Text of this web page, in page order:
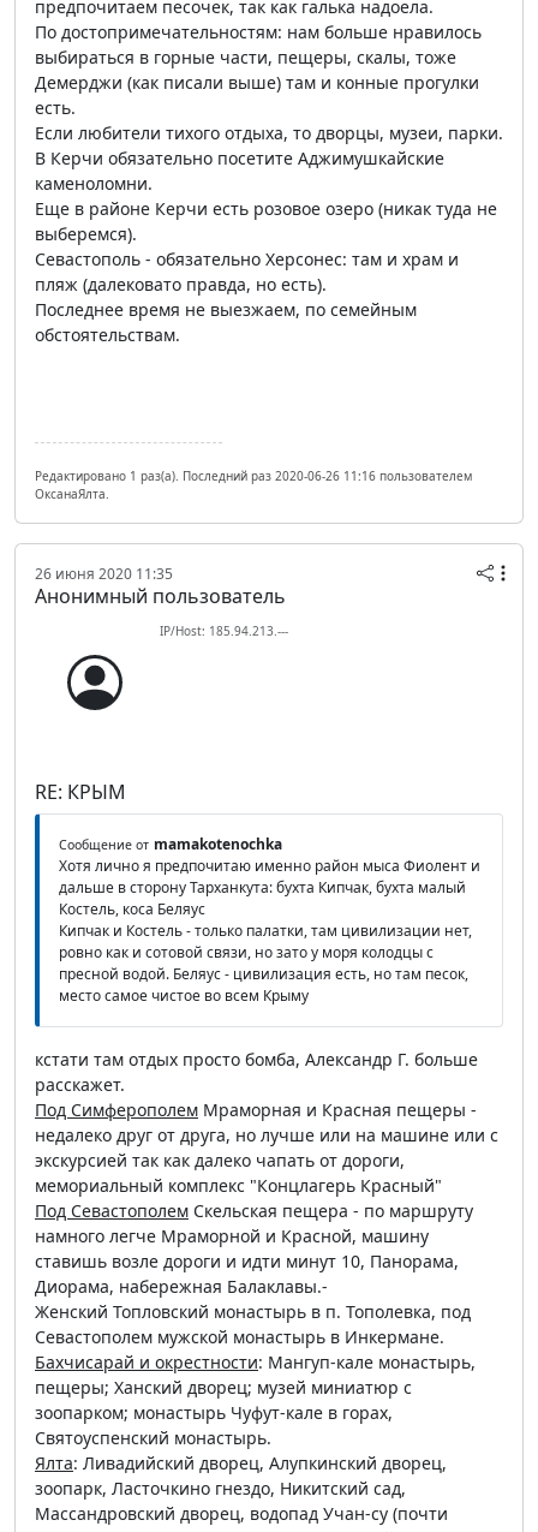
предпочитаем песочек, так как галька надоела.
По достопримечательностям: нам больше нравилось
выбираться в горные части, пещеры, скалы, тоже
Демерджи (как писали выше) там и конные прогулки
есть.
Если любители тихого отдыха, то дворцы, музеи, парки.
В Керчи обязательно посетите Аджимушкайские
каменоломни.
Еще в районе Керчи есть розовое озеро (никак туда не
выберемся).
Севастополь - обязательно Херсонес: там и храм и
пляж (далековато правда, но есть).
Последнее время не выезжаем, по семейным
обстоятельствам.
Редактировано 1 раз(а). Последний раз 2020-06-26 11:16 пользователем
ОксанаЯлта.
26 июня 2020 11:35
Анонимный пользователь
IP/Host: 185.94.213.---
RE: КРЫМ
Сообщение от mamakotenochka
Хотя лично я предпочитаю именно район мыса Фиолент и
дальше в сторону Тарханкута: бухта Кипчак, бухта малый
Костель, коса Беляус
Кипчак и Костель - только палатки, там цивилизации нет,
ровно как и сотовой связи, но зато у моря колодцы с
пресной водой. Беляус - цивилизация есть, но там песок,
место самое чистое во всем Крыму
кстати там отдых просто бомба, Александр Г. больше
расскажет.
Под Симферополем Мраморная и Красная пещеры -
недалеко друг от друга, но лучше или на машине или с
экскурсией так как далеко чапать от дороги,
мемориальный комплекс "Концлагерь Красный"
Под Севастополем Скельская пещера - по маршруту
намного легче Мраморной и Красной, машину
ставишь возле дороги и идти минут 10, Панорама,
Диорама, набережная Балаклавы.-
Женский Топловский монастырь в п. Тополевка, под
Севастополем мужской монастырь в Инкермане.
Бахчисарай и окрестности: Мангуп-кале монастырь,
пещеры; Ханский дворец; музей миниатюр с
зоопарком; монастырь Чуфут-кале в горах,
Святоуспенский монастырь.
Ялта: Ливадийский дворец, Алупкинский дворец,
зоопарк, Ласточкино гнездо, Никитский сад,
Массандровский дворец, водопад Учан-су (почти